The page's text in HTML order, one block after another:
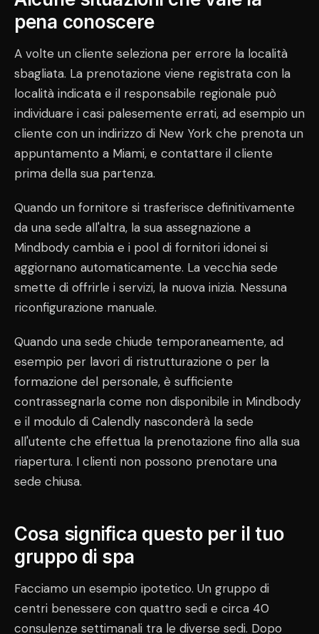
pena conoscere
A volte un cliente seleziona per errore la località
sbagliata. La prenotazione viene registrata con la
località indicata e il responsabile regionale può
individuare i casi palesemente errati, ad esempio un
cliente con un indirizzo di New York che prenota un
appuntamento a Miami, e contattare il cliente
prima della sua partenza.
Quando un fornitore si trasferisce definitivamente
da una sede all'altra, la sua assegnazione a
Mindbody cambia e i pool di fornitori idonei si
aggiornano automaticamente. La vecchia sede
smette di offrirle i servizi, la nuova inizia. Nessuna
riconfigurazione manuale.
Quando una sede chiude temporaneamente, ad
esempio per lavori di ristrutturazione o per la
formazione del personale, è sufficiente
contrassegnarla come non disponibile in Mindbody
e il modulo di Calendly nasconderà la sede
all'utente che effettua la prenotazione fino alla sua
riapertura. I clienti non possono prenotare una
sede chiusa.
Cosa significa questo per il tuo
gruppo di spa
Facciamo un esempio ipotetico. Un gruppo di
centri benessere con quattro sedi e circa 40
consulenze settimanali tra le diverse sedi. Dopo